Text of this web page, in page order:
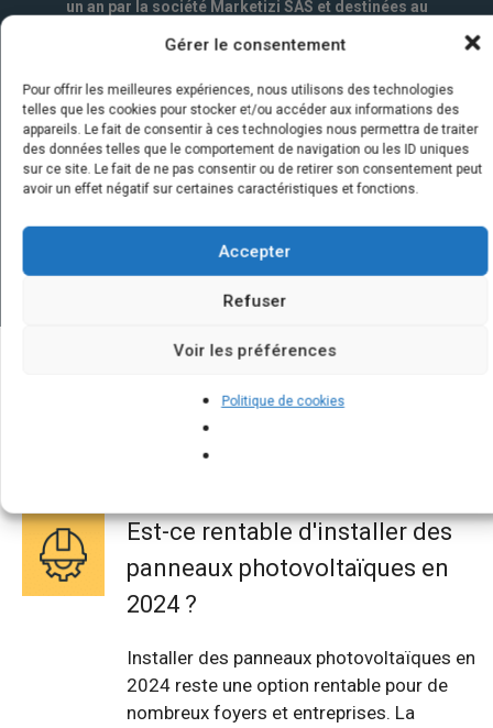
Gérer le consentement
Pour offrir les meilleures expériences, nous utilisons des technologies
telles que les cookies pour stocker et/ou accéder aux informations des
appareils. Le fait de consentir à ces technologies nous permettra de traiter
des données telles que le comportement de navigation ou les ID uniques
sur ce site. Le fait de ne pas consentir ou de retirer son consentement peut
avoir un effet négatif sur certaines caractéristiques et fonctions.
Accepter
Refuser
Voir les préférences
Politique de cookies
un an par la société Marketizi SAS et destinées au
Quelques infos sur nos centrales
solaires : questions et réponses
Est-ce rentable d'installer des
panneaux photovoltaïques en
2024 ?
Installer des panneaux photovoltaïques en
2024 reste une option rentable pour de
nombreux foyers et entreprises. La